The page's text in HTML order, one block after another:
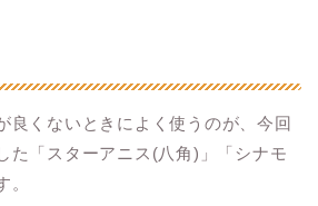
良くないときによく使うのが、今回
た「スターアニス(八角)」「シナモ
。